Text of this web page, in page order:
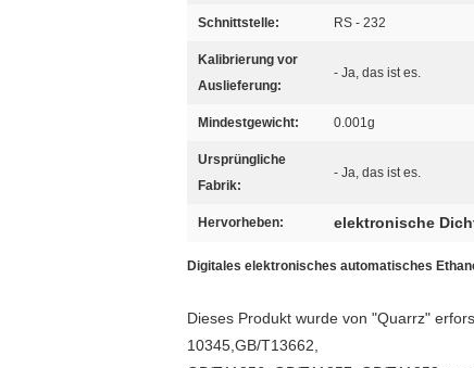
Schnittstelle: RS - 232
Kalibrierung vor
Auslieferung:
- Ja, das ist es.
Mindestgewicht: 0.001g
Ursprüngliche
Fabrik:
- Ja, das ist es.
Hervorheben: elektronische
Digitales elektronisches automatisches
Dieses Produkt wurde von "Quarrz"
10345,GB/T13662,